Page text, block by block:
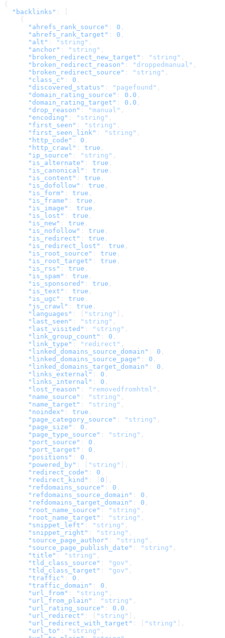
{
  "backlinks"
: [
    {
      "ahrefs_rank_source"
: 0 ,
      "ahrefs_rank_target"
: 0 ,
      "alt"
: "string" ,
      "anchor"
: "string" ,
      "broken_redirect_new_target"
: "string" ,
      "broken_redirect_reason"
: "droppedmanual" ,
      "broken_redirect_source"
: "string" ,
      "class_c"
: 0 ,
      "discovered_status"
: "pagefound" ,
      "domain_rating_source"
: 0.0 ,
      "domain_rating_target"
: 0.0 ,
      "drop_reason"
: "manual" ,
      "encoding"
: "string" ,
      "first_seen"
: "string" ,
      "first_seen_link"
: "string" ,
      "http_code"
: 0 ,
      "http_crawl"
: true ,
      "ip_source"
: "string" ,
      "is_alternate"
: true ,
      "is_canonical"
: true ,
      "is_content"
: true ,
      "is_dofollow"
: true ,
      "is_form"
: true ,
      "is_frame"
: true ,
      "is_image"
: true ,
      "is_lost"
: true ,
      "is_new"
: true ,
      "is_nofollow"
: true ,
      "is_redirect"
: true ,
      "is_redirect_lost"
: true ,
      "is_root_source"
: true ,
      "is_root_target"
: true ,
      "is_rss"
: true ,
      "is_spam"
: true ,
      "is_sponsored"
: true ,
      "is_text"
: true ,
      "is_ugc"
: true ,
      "js_crawl"
: true ,
      "languages"
: [ "string"
],
      "last_seen"
: "string" ,
      "last_visited"
: "string" ,
      "link_group_count"
: 0 ,
      "link_type"
: "redirect" ,
      "linked_domains_source_domain"
: 0 ,
      "linked_domains_source_page"
: 0 ,
      "linked_domains_target_domain"
: 0 ,
      "links_external"
: 0 ,
      "links_internal"
: 0 ,
      "lost_reason"
: "removedfromhtml" ,
      "name_source"
: "string" ,
      "name_target"
: "string" ,
      "noindex"
: true ,
      "page_category_source"
: "string" ,
      "page_size"
: 0 ,
      "page_type_source"
: "string" ,
      "port_source"
: 0 ,
      "port_target"
: 0 ,
      "positions"
: 0 ,
      "powered_by"
: [ "string"
],
      "redirect_code"
: 0 ,
      "redirect_kind"
: [ 0 ],
      "refdomains_source"
: 0 ,
      "refdomains_source_domain"
: 0 ,
      "refdomains_target_domain"
: 0 ,
      "root_name_source"
: "string" ,
      "root_name_target"
: "string" ,
      "snippet_left"
: "string" ,
      "snippet_right"
: "string" ,
      "source_page_author"
: "string" ,
      "source_page_publish_date"
: "string" ,
      "title"
: "string" ,
      "tld_class_source"
: "gov" ,
      "tld_class_target"
: "gov" ,
      "traffic"
: 0 ,
      "traffic_domain"
: 0 ,
      "url_from"
: "string" ,
      "url_from_plain"
: "string" ,
      "url_rating_source"
: 0.0 ,
      "url_redirect"
: [ "string"
],
      "url_redirect_with_target"
: [ "string"
],
      "url_to"
: "string" ,